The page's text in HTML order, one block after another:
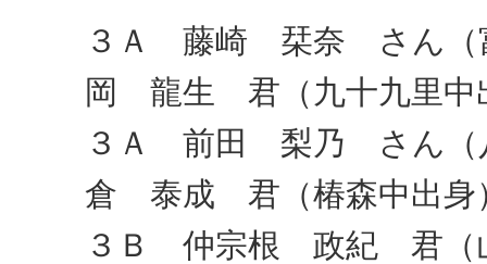
３Ａ 藤崎 栞奈 さん（
岡 龍生 君（九十九里中
３Ａ 前田 梨乃 さん（
倉 泰成 君（椿森中出身
３Ｂ 仲宗根 政紀 君（